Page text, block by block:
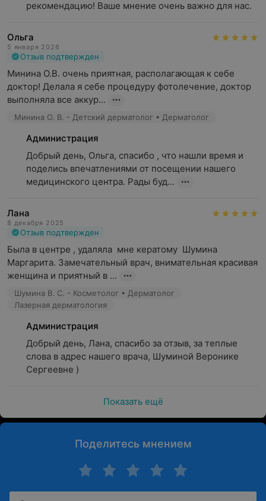
рекомендацию! Ваше мнение очень важно для нас.
Ольга
5 января 2026
Отзыв подтвержден
Минина О.В. очень приятная, располагающая к себе
доктор! Делала я себе процедуру фотолечение, доктор
выполняла все аккур...
Минина О. В. - Детский дерматолог • Дерматолог
Администрация
Добрый день, Ольга, спасибо , что нашли время и
поделись впечатлениями от посещении нашего
медицинского центра. Рады буд...
Лана
8 декабря 2025
Отзыв подтвержден
Была в центре , удаляла  мне кератому  Шумина
Маргарита. Замечательный врач, внимательная красивая
женщина и приятный в ...
Шумина В. С. - Косметолог • Дерматолог
Лазерная дерматология
Администрация
Добрый день, Лана, спасибо за отзыв, за теплые
слова в адрес нашего врача, Шуминой Веронике
Сергеевне )
Показать ещё
Поделитесь мнением